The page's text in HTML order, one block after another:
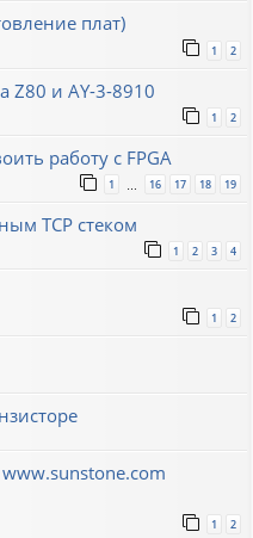
плат)
1 2
Z80 и AY-3-8910
1 2
работу с FPGA
1 16 17 18 19
TCP стеком
1 2 3 4
1 2
1 2